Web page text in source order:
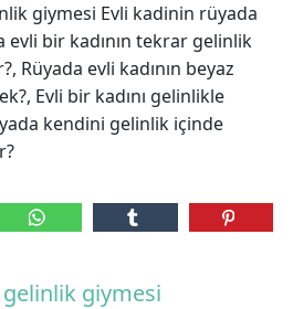
giymesi Evli kadinin rüyada
evli bir kadının tekrar gelinlik
Rüyada evli kadının beyaz
Evli bir kadını gelinlikle
kendini gelinlik içinde
giymesi